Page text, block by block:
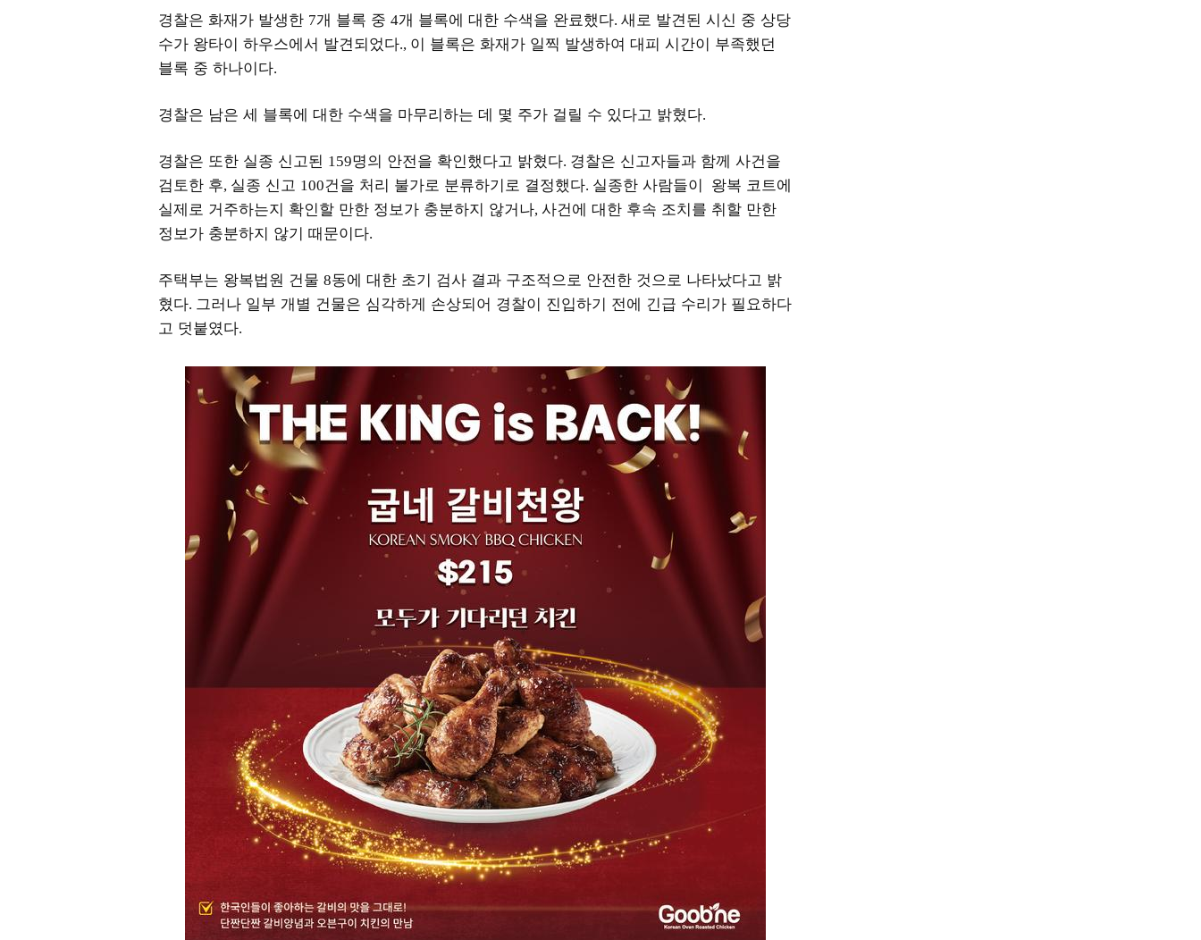
경찰은 화재가 발생한 7개 블록 중 4개 블록에 대한 수색을 완료했다. 새로 발견된 시신 중 상당
수가 왕타이 하우스에서 발견되었다., 이 블록은 화재가 일찍 발생하여 대피 시간이 부족했던
블록 중 하나이다.
경찰은 남은 세 블록에 대한 수색을 마무리하는 데 몇 주가 걸릴 수 있다고 밝혔다.
경찰은 또한 실종 신고된 159명의 안전을 확인했다고 밝혔다. 경찰은 신고자들과 함께 사건을
검토한 후, 실종 신고 100건을 처리 불가로 분류하기로 결정했다. 실종한 사람들이 왕복 코트에
실제로 거주하는지 확인할 만한 정보가 충분하지 않거나, 사건에 대한 후속 조치를 취할 만한
정보가 충분하지 않기 때문이다.
주택부는 왕복법원 건물 8동에 대한 초기 검사 결과 구조적으로 안전한 것으로 나타났다고 밝
혔다. 그러나 일부 개별 건물은 심각하게 손상되어 경찰이 진입하기 전에 긴급 수리가 필요하다
고 덧붙였다.